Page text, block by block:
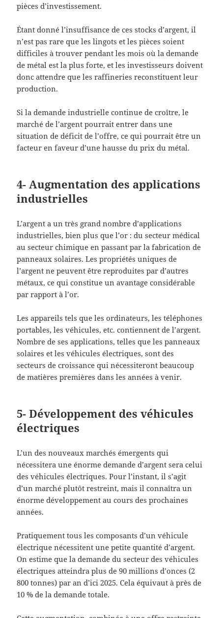
pièces d’investissement.
Étant donné l’insuffisance de ces stocks d’argent, il
n’est pas rare que les lingots et les pièces soient
difficiles à trouver pendant les mois où la demande
de métal est la plus forte, et les investisseurs doivent
donc attendre que les raffineries reconstituent leur
production.
Si la demande industrielle continue de croître, le
marché de l’argent pourrait entrer dans une
situation de déficit de l’offre, ce qui pourrait être un
facteur en faveur d’une hausse du prix du métal.
4- Augmentation des applications
industrielles
L’argent a un très grand nombre d’applications
industrielles, bien plus que l’or : du secteur médical
au secteur chimique en passant par la fabrication de
panneaux solaires. Les propriétés uniques de
l’argent ne peuvent être reproduites par d’autres
métaux, ce qui constitue un avantage considérable
par rapport à l’or.
Les appareils tels que les ordinateurs, les téléphones
portables, les véhicules, etc. contiennent de l’argent.
Nombre de ses applications, telles que les panneaux
solaires et les véhicules électriques, sont des
secteurs de croissance qui nécessiteront beaucoup
de matières premières dans les années à venir.
5- Développement des véhicules
électriques
L’un des nouveaux marchés émergents qui
nécessitera une énorme demande d’argent sera celui
des véhicules électriques. Pour l’instant, il s’agit
d’un marché plutôt restreint, mais il connaîtra un
énorme développement au cours des prochaines
années.
Pratiquement tous les composants d’un véhicule
électrique nécessitent une petite quantité d’argent.
On estime que la demande du secteur des véhicules
électriques atteindra plus de 90 millions d’onces (2
800 tonnes) par an d’ici 2025. Cela équivaut à près de
10 % de la demande totale.